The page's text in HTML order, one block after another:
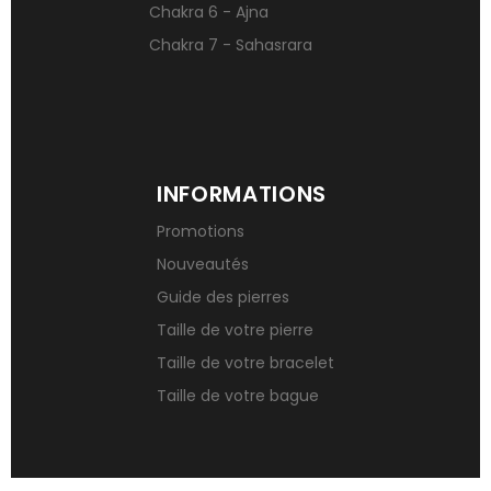
Chakra 6 - Ajna
Chakra 7 - Sahasrara
INFORMATIONS
Promotions
Nouveautés
Guide des pierres
Taille de votre pierre
Taille de votre bracelet
Taille de votre bague